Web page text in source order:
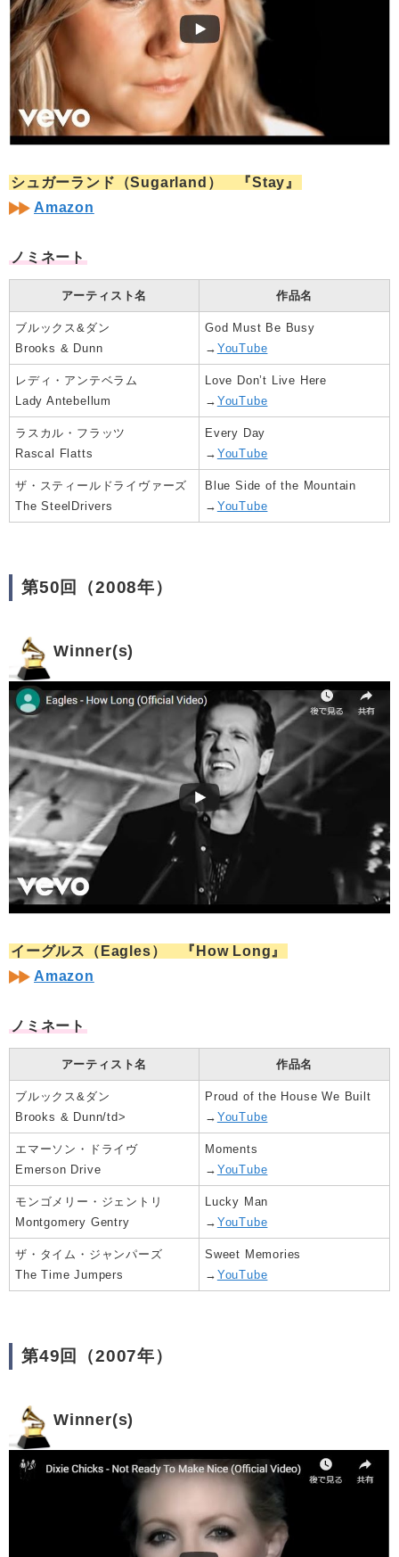
シュガーランド（Sugarland） 『Stay』
Amazon
ノミネート
アーティスト名 作品名
ブルックス&ダン
Brooks & Dunn
God Must Be Busy
→ YouTube
レディ・アンテベラム
Lady Antebellum
Love Don’t Live Here
→ YouTube
ラスカル・フラッツ
Rascal Flatts
Every Day
→ YouTube
ザ・スティールドライヴァーズ
The SteelDrivers
Blue Side of the Mountain
→ YouTube
第50回（2008年）
Winner(s)
イーグルス（Eagles） 『How Long』
Amazon
ノミネート
アーティスト名 作品名
ブルックス&ダン
Brooks & Dunn/td>
Proud of the House We Built
→ YouTube
エマーソン・ドライヴ
Emerson Drive
Moments
→ YouTube
モンゴメリー・ジェントリ
Montgomery Gentry
Lucky Man
→ YouTube
ザ・タイム・ジャンパーズ
The Time Jumpers
Sweet Memories
→ YouTube
第49回（2007年）
Winner(s)